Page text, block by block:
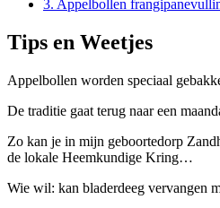
3. Appelbollen
Tips en Weetjes
Appelbollen worden speciaal
De traditie gaat terug naar een
Zo kan je in mijn geboortedorp
de lokale Heemkundige Kring…
Wie wil: kan bladerdeeg vervangen